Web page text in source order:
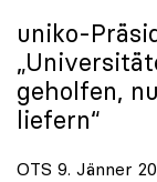
uniko-
geholfen,
liefern“
OTS 9. Jänner